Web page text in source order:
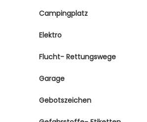
Campingplatz
Elektro
Flucht- Rettungswege
Garage
Gebotszeichen